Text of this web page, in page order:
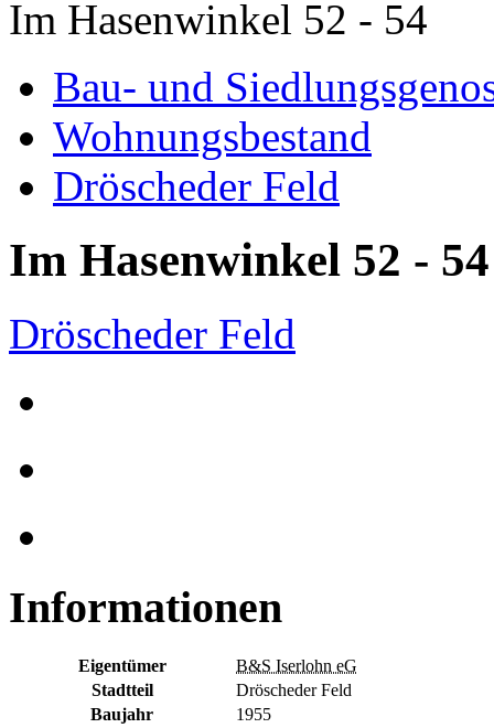
Im Hasenwinkel 52 - 54
Bau- und
Wohnungsbestand
Dröscheder Feld
Im Hasenwinkel 52 - 54
Dröscheder Feld
Informationen
Eigentümer
B&S Iserlohn eG
Stadtteil
Dröscheder Feld
Baujahr
1955